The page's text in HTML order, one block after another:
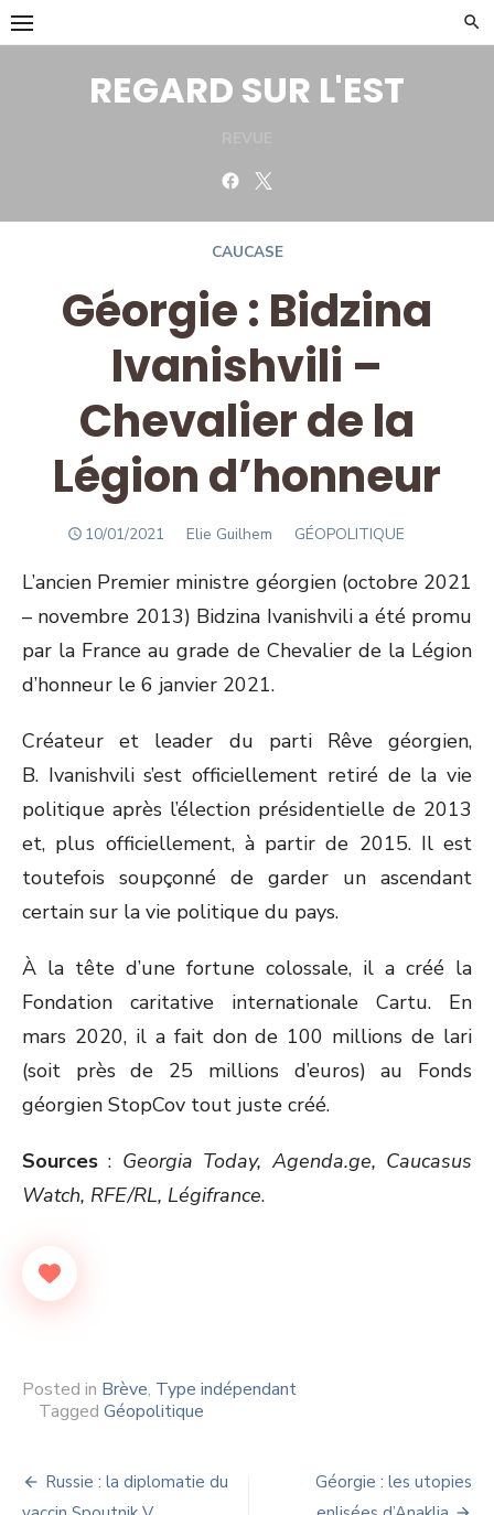
Skip
to
REGARD SUR L'EST
Facebook
CAUCASE
Géorgie : Bidzina
Ivanishvili –
Chevalier de la
Légion d’honneur
POSTED
10/01/2021 Author
Elie Guilhem GÉOPOLITIQUE
L’ancien Premier ministre géorgien (octobre 2021
– novembre 2013) Bidzina Ivanishvili a été promu
par la France au grade de Chevalier de la Légion
d’honneur le 6 janvier 2021.
Créateur et leader du parti Rêve géorgien,
B. Ivanishvili s’est officiellement retiré de la vie
politique après l’élection présidentielle de 2013
et, plus officiellement, à partir de 2015. Il est
toutefois soupçonné de garder un ascendant
certain sur la vie politique du pays.
À la tête d’une fortune colossale, il a créé la
Fondation caritative internationale Cartu. En
mars 2020, il a fait don de 100 millions de lari
(soit près de 25 millions d’euros) au Fonds
géorgien StopCov tout juste créé.
Sources : Georgia Today, Agenda.ge, Caucasus
Watch, RFE/RL, Légifrance.
Posted in Brève, Type indépendant
Tagged Géopolitique
Navigation
Russie : la diplomatie du
Géorgie : les utopies